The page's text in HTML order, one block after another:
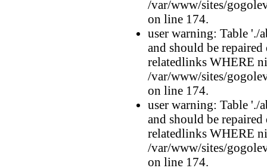
/var/www/sites/
on line 174.
user warning: Table './
and should be
relatedlinks WHERE
/var/www/sites/
on line 174.
user warning: Table './
and should be
relatedlinks WHERE
/var/www/sites/
on line 174.